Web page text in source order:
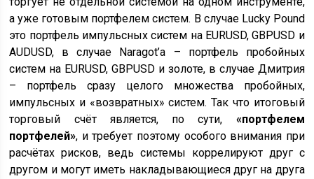
а уже готовым портфелем систем. В случае Lucky Pound
это портфель импульсных систем на EURUSD, GBPUSD и
AUDUSD, в случае Naragot’а – портфель пробойных
систем на EURUSD, GBPUSD и золоте, в случае Дмитрия
– портфель сразу целого множества пробойных,
импульсных и «возвратных» систем. Так что итоговый
торговый счёт является, по сути, «портфелем
портфелей», и требует поэтому особого внимания при
расчётах рисков, ведь системы коррелируют друг с
другом и могут иметь накладывающиеся друг на друга